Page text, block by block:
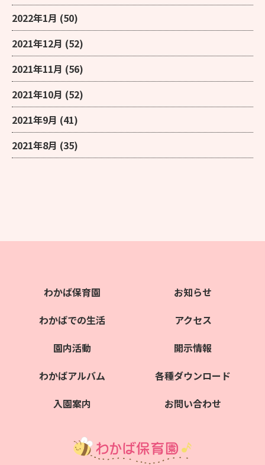
2022年1月 (50)
2021年12月 (52)
2021年11月 (56)
2021年10月 (52)
2021年9月 (41)
2021年8月 (35)
わかば保育園
わかばでの生活
園内活動
わかばアルバム
入園案内
お知らせ
アクセス
開示情報
各種ダウンロード
お問い合わせ